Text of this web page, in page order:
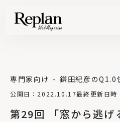
第29回 「窓から逃げ
公開日：2022.10.17最終更新日
専門家向け 鎌田紀彦のQ1.0